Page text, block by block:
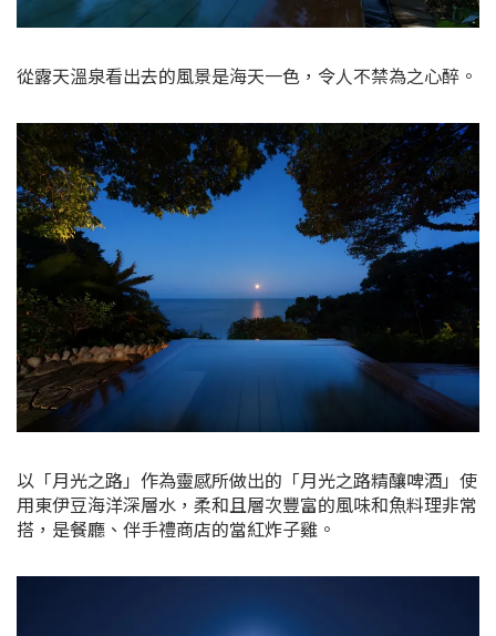
從露天溫泉看出去的風景是海天一色，令人不禁為之心醉。
以「月光之路」作為靈感所做出的「月光之路精釀啤酒」使
用東伊豆海洋深層水，柔和且層次豐富的風味和魚料理非常
搭，是餐廳、伴手禮商店的當紅炸子雞。